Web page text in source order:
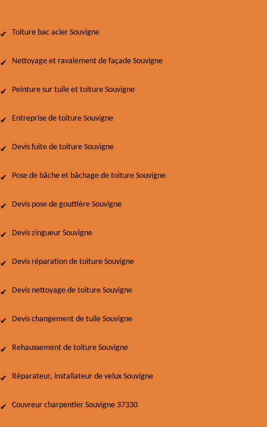
Toiture bac acier Souvigne
Nettoyage et ravalement de façade Souvigne
Peinture sur tuile et toiture Souvigne
Entreprise de toiture Souvigne
Devis fuite de toiture Souvigne
Pose de bâche et bâchage de toiture Souvigne
Devis pose de gouttière Souvigne
Devis zingueur Souvigne
Devis réparation de toiture Souvigne
Devis nettoyage de toiture Souvigne
Devis changement de tuile Souvigne
Rehaussement de toiture Souvigne
Réparateur, installateur de velux Souvigne
Couvreur charpentier Souvigne 37330